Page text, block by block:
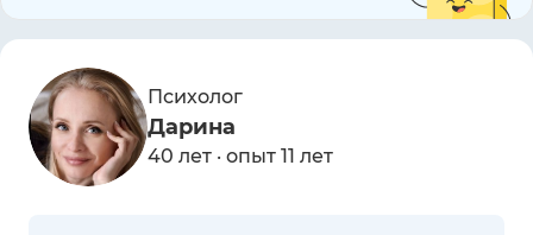
Психолог
Дарина
40 лет · опыт 11 лет